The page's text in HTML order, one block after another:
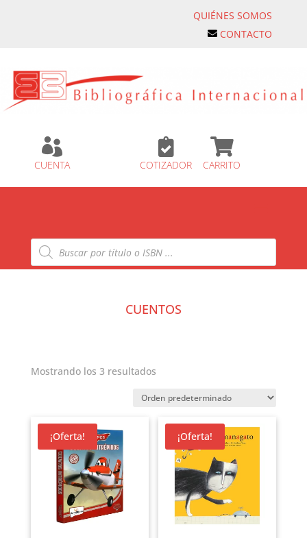
QUIÉNES SOMOS
CONTACTO

CUENTA

COTIZADOR

CARRITO
Búsqueda
de
productos
CUENTOS
Mostrando los 3 resultados
¡Oferta! ¡Oferta!